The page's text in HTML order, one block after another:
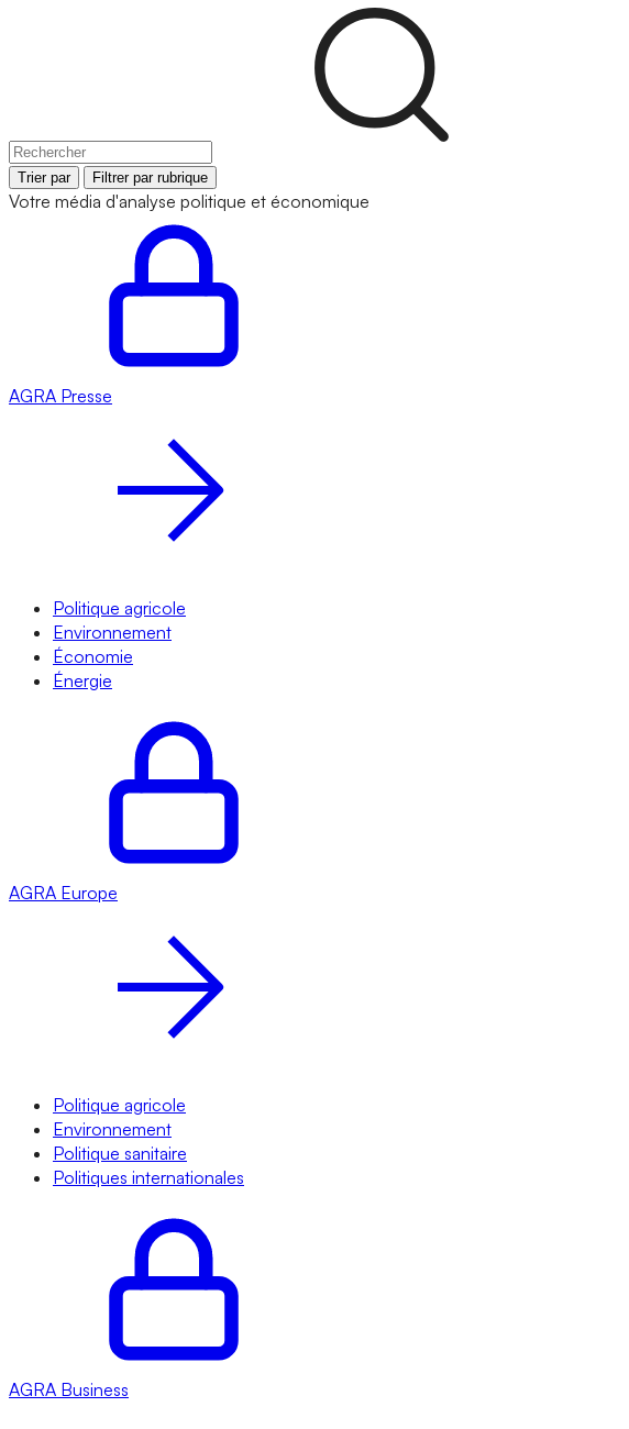
Trier par Filtrer par rubrique
Votre média d'analyse politique et économique
AGRA Presse
Politique agricole
Environnement
Économie
Énergie
AGRA Europe
Politique agricole
Environnement
Politique sanitaire
Politiques internationales
AGRA Business